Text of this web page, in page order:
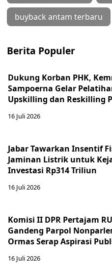
buyback antam terbaru
Berita Populer
Dukung Korban PHK,
Sampoerna Gelar
Upskilling dan Reskilling
16 Juli 2026
Jabar Tawarkan Insentif
Jaminan Listrik untuk
Investasi Rp314 Triliun
16 Juli 2026
Komisi II DPR Pertajam
Gandeng Parpol
Ormas Serap Aspirasi
16 Juli 2026